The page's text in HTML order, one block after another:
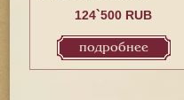
124`500 RUB
подробнее